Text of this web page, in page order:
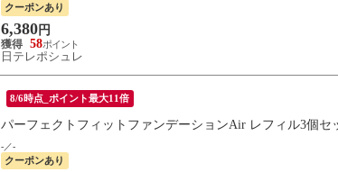
クーポンあり
6,380 円
58
日テレポシュレ
8/6時点_ポイント最大11倍
パーフェクトフィットファンデーションAir レフィル3個セ
-／-
クーポンあり